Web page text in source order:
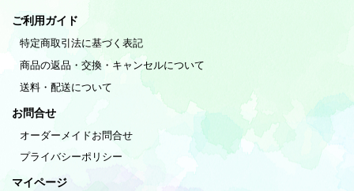
ご利用ガイド
特定商取引法に基づく表記
商品の返品・交換・キャンセルについて
送料・配送について
お問合せ
オーダーメイドお問合せ
プライバシーポリシー
マイページ